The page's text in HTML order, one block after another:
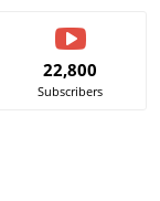
22,800
Subscribers